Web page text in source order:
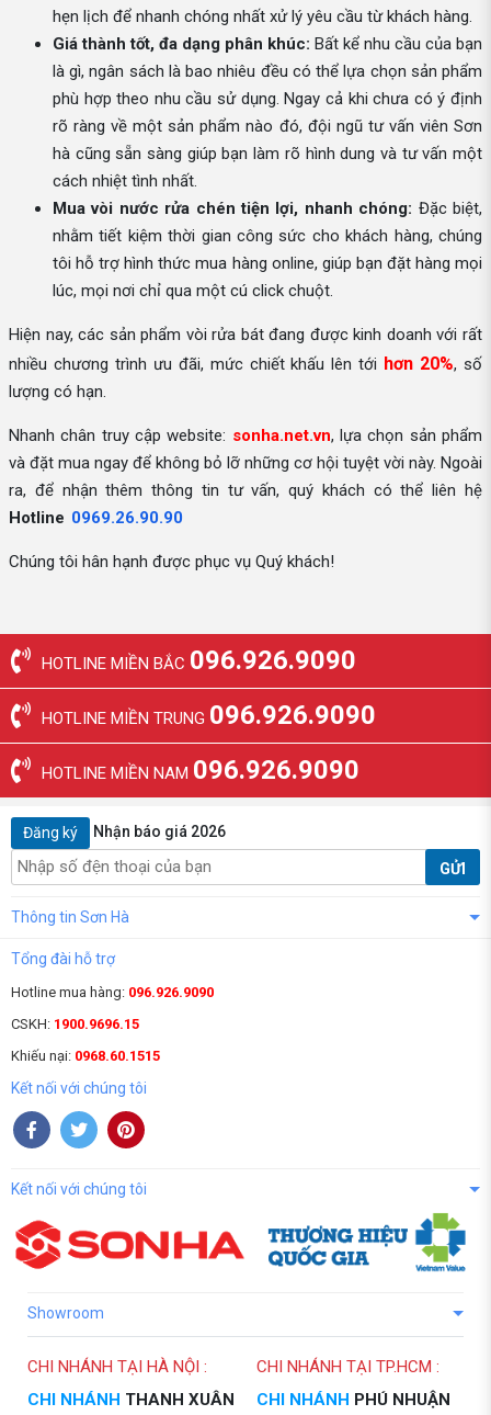
hẹn lịch để nhanh chóng nhất xử lý yêu cầu từ khách hàng.
Giá thành tốt, đa dạng phân khúc: Bất kể nhu cầu của bạn
là gì, ngân sách là bao nhiêu đều có thể lựa chọn sản phẩm
phù hợp theo nhu cầu sử dụng. Ngay cả khi chưa có ý định
rõ ràng về một sản phẩm nào đó, đội ngũ tư vấn viên Sơn
hà cũng sẵn sàng giúp bạn làm rõ hình dung và tư vấn một
cách nhiệt tình nhất.
Mua vòi nước rửa chén tiện lợi, nhanh chóng: Đặc biệt,
nhằm tiết kiệm thời gian công sức cho khách hàng, chúng
tôi hỗ trợ hình thức mua hàng online, giúp bạn đặt hàng mọi
lúc, mọi nơi chỉ qua một cú click chuột.
Hiện nay, các sản phẩm vòi rửa bát đang được kinh doanh với rất
nhiều chương trình ưu đãi, mức chiết khấu lên tới hơn 20%, số
lượng có hạn.
Nhanh chân truy cập website: sonha.net.vn, lựa chọn sản phẩm
và đặt mua ngay để không bỏ lỡ những cơ hội tuyệt vời này. Ngoài
ra, để nhận thêm thông tin tư vấn, quý khách có thể liên hệ
Hotline 0969.26.90.90
Chúng tôi hân hạnh được phục vụ Quý khách!
HOTLINE MIỀN BẮC 096.926.9090
HOTLINE MIỀN TRUNG 096.926.9090
HOTLINE MIỀN NAM 096.926.9090
Đăng ký Nhận báo giá 2026
GỬI
Thông tin Sơn Hà
Tổng đài hỗ trợ
Hotline mua hàng: 096.926.9090
CSKH: 1900.9696.15
Khiếu nại: 0968.60.1515
Kết nối với chúng tôi
Kết nối với chúng tôi
Showroom
CHI NHÁNH TẠI HÀ NỘI :
CHI NHÁNH THANH XUÂN
CHI NHÁNH TẠI TP.HCM :
CHI NHÁNH PHÚ NHUẬN